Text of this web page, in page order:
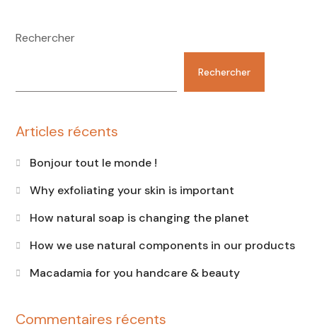
Rechercher
Rechercher
Articles récents
Bonjour tout le monde !
Why exfoliating your skin is important
How natural soap is changing the planet
How we use natural components in our products
Macadamia for you handcare & beauty
Commentaires récents